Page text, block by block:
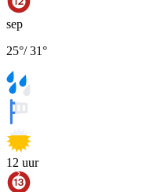
sep
25°/31°
12 uur